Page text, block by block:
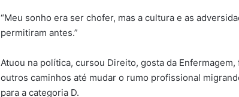
“Meu sonho era ser chofer, mas a cultura e as
permitiram antes.”
Atuou na política, cursou Direito, gosta da
outros caminhos até mudar o rumo profissional
para a categoria D.